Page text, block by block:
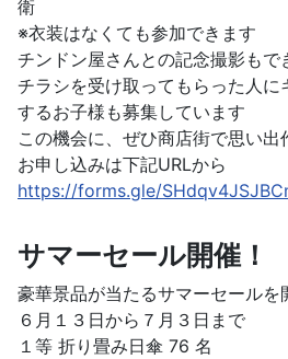
衛
※衣装はなくても参加できます
チンドン屋さんとの記念撮影もで
チラシを受け取ってもらった人に
するお子様も募集しています
この機会に、ぜひ商店街で思い出
お申し込みは下記URLから
https://forms.gle/
サマーセール開催！
豪華景品が当たるサマーセールを
６月１３日から７月３日まで
１等 折り畳み日傘 76 名